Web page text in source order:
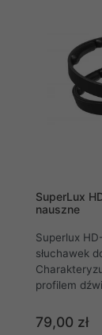
SuperLux
nauszne
Superlux
słuchawek
profilem
tłumieniem
79,00 zł